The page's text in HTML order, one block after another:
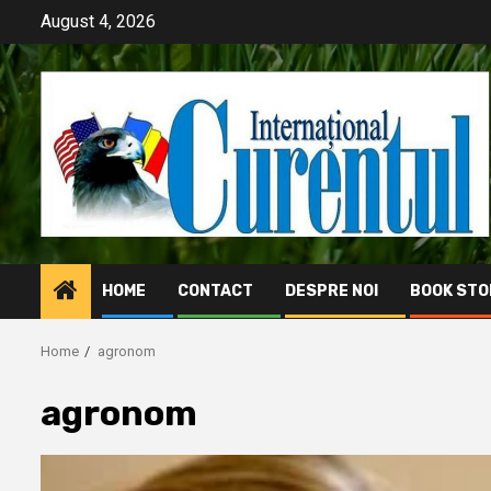
content
August 4, 2026
HOME CONTACT DESPRE NOI BOOK
Home agronom
agronom